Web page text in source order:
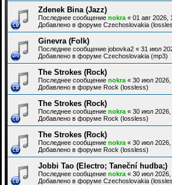
Zdenek Bina (Jazz)
Последнее сообщение nokra « 01 авг 2026,
Добавлено в форуме Czechoslovakia
Ginevra (Folk)
Последнее сообщение jobovka2 « 31 июл
Добавлено в форуме Czechoslovakia (mp3)
The Strokes (Rock)
Последнее сообщение nokra « 30 июл 2026,
Добавлено в форуме Rock (lossless)
The Strokes (Rock)
Последнее сообщение nokra « 30 июл 2026,
Добавлено в форуме Rock (lossless)
The Strokes (Rock)
Последнее сообщение nokra « 30 июл 2026,
Добавлено в форуме Rock (lossless)
Jobbi Tao (Electro; Taneční hudba;)
Последнее сообщение nokra « 30 июл 2026,
Добавлено в форуме Czechoslovakia